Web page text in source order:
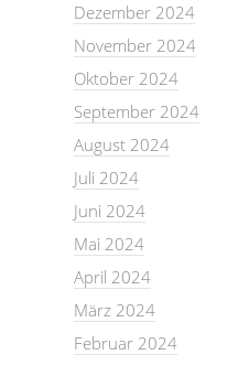
Dezember 2024
November 2024
Oktober 2024
September 2024
August 2024
Juli 2024
Juni 2024
Mai 2024
April 2024
März 2024
Februar 2024